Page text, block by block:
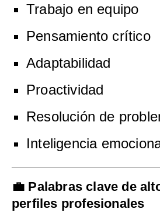
Trabajo en equipo
Pensamiento crítico
Adaptabilidad
Proactividad
Resolución de
Inteligencia
💼 Palabras clave de
perfiles profesionales